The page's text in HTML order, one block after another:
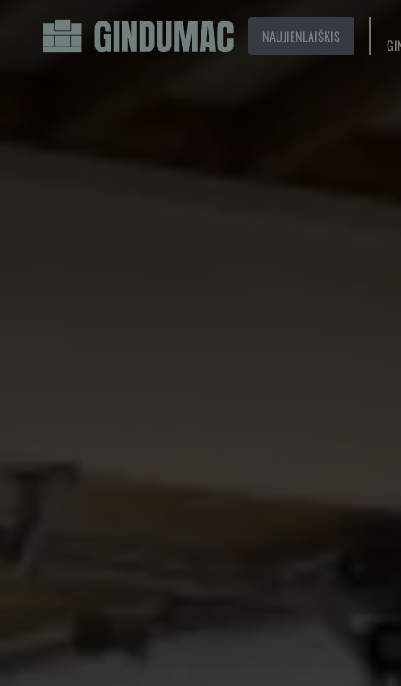
NAUJIENLAIŠKIS